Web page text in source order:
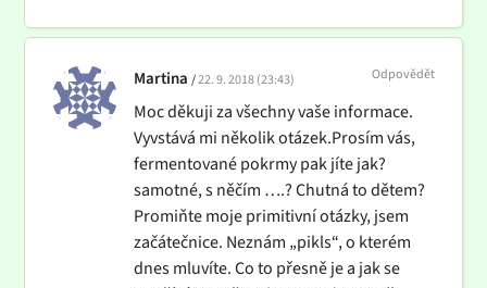
Martina 22. 9. 2018 (23:43)
Moc děkuji za všechny vaše informace.
Vyvstává mi několik otázek.Prosím vás,
fermentované pokrmy pak jíte jak?
samotné, s něčím ….? Chutná to dětem?
Promiňte moje primitivní otázky, jsem
začátečnice. Neznám „pikls“, o kterém
dnes mluvíte. Co to přesně je a jak se
Odpovědět